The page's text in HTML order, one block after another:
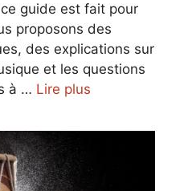
guide est fait pour
proposons des
des explications sur
et les questions
à … Lire plus